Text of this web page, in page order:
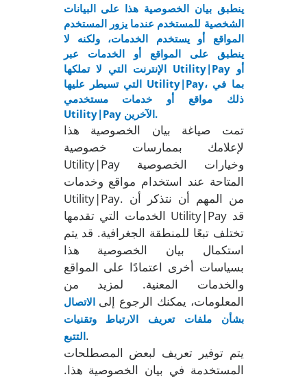
ينطبق بيان الخصوصية هذا على البيانات
الشخصية للمستخدم عندما يزور المستخدم
المواقع أو يستخدم الخدمات، ولكنه لا
ينطبق على المواقع أو الخدمات عبر
الإنترنت التي لا تملكها Utility|Pay أو
التي تسيطر عليها Utility|Pay، بما في
ذلك مواقع أو خدمات مستخدمي
Utility|Pay الآخرين.
تمت صياغة بيان الخصوصية هذا
لإعلامك بممارسات خصوصية
Utility|Pay وخيارات الخصوصية
المتاحة عند استخدام مواقع وخدمات
Utility|Pay. من المهم أن نتذكر أن
الخدمات التي تقدمها Utility|Pay قد
تختلف تبعًا للمنطقة الجغرافية. قد يتم
استكمال بيان الخصوصية هذا
بسياسات أخرى اعتمادًا على المواقع
والخدمات المعنية. لمزيد من
المعلومات، يمكنك الرجوع إلىالاتصال
بشأن ملفات تعريف الارتباط وتقنيات
التتبع.
يتم توفير تعريف لبعض المصطلحات
المستخدمة في بيان الخصوصية هذا.